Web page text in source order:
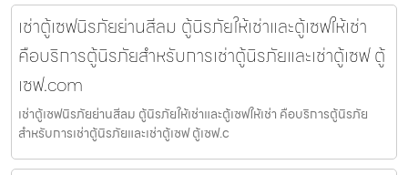
เช่าตู้เซฟนิรภัยย่านสีลม ตู้นิรภัยให้เช่าและตู้เซฟให้เช่า
คือบริการตู้นิรภัยสำหรับการเช่าตู้นิรภัยและเช่าตู้เซฟ ตู้
เซฟ.com
เช่าตู้เซฟนิรภัยย่านสีลม ตู้นิรภัยให้เช่าและตู้เซฟให้เช่า คือบริการตู้นิรภัย
สำหรับการเช่าตู้นิรภัยและเช่าตู้เซฟ ตู้เซฟ.c